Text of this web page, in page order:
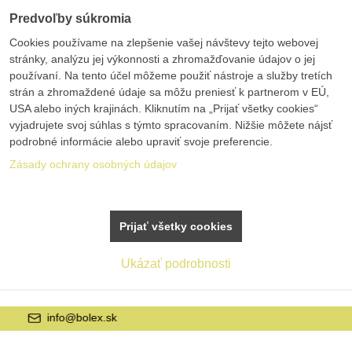
Predvoľby súkromia
Cookies používame na zlepšenie vašej návštevy tejto webovej
stránky, analýzu jej výkonnosti a zhromažďovanie údajov o jej
používaní. Na tento účel môžeme použiť nástroje a služby tretích
strán a zhromaždené údaje sa môžu preniesť k partnerom v EÚ,
USA alebo iných krajinách. Kliknutím na „Prijať všetky cookies“
vyjadrujete svoj súhlas s týmto spracovaním. Nižšie môžete nájsť
podrobné informácie alebo upraviť svoje preferencie.
Zásady ochrany osobných údajov
Ukázať podrobnosti
Prijať všetky cookies